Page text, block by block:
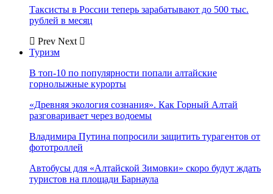
Таксисты в России теперь зарабатывают до 500 тыс.
рублей в месяц
Prev Next
Туризм
В топ-10 по популярности попали алтайские
горнолыжные курорты
«Древняя экология сознания». Как Горный Алтай
разговаривает через водоемы
Владимира Путина попросили защитить турагентов от
фототроллей
Автобусы для «Алтайской Зимовки» скоро будут ждать
туристов на площади Барнаула